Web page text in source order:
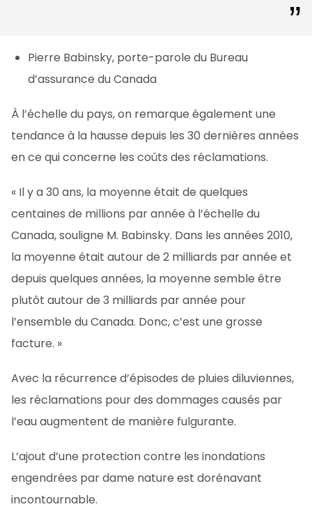
Pierre Babinsky, porte-parole du Bureau
d’assurance du Canada
À l’échelle du pays, on remarque également une
tendance à la hausse depuis les 30 dernières années
en ce qui concerne les coûts des réclamations.
« Il y a 30 ans, la moyenne était de quelques
centaines de millions par année à l’échelle du
Canada, souligne M. Babinsky. Dans les années 2010,
la moyenne était autour de 2 milliards par année et
depuis quelques années, la moyenne semble être
plutôt autour de 3 milliards par année pour
l’ensemble du Canada. Donc, c’est une grosse
facture. »
Avec la récurrence d’épisodes de pluies diluviennes,
les réclamations pour des dommages causés par
l’eau augmentent de manière fulgurante.
L’ajout d’une protection contre les inondations
engendrées par dame nature est dorénavant
incontournable.